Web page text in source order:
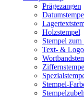
Prägezangen
Holzstempel
Stempel zum
Text- &
Stempel-